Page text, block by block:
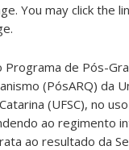
You may click the
Programa de Pós-
(PósARQ) da
(UFSC), no
ao regimento
ao resultado da